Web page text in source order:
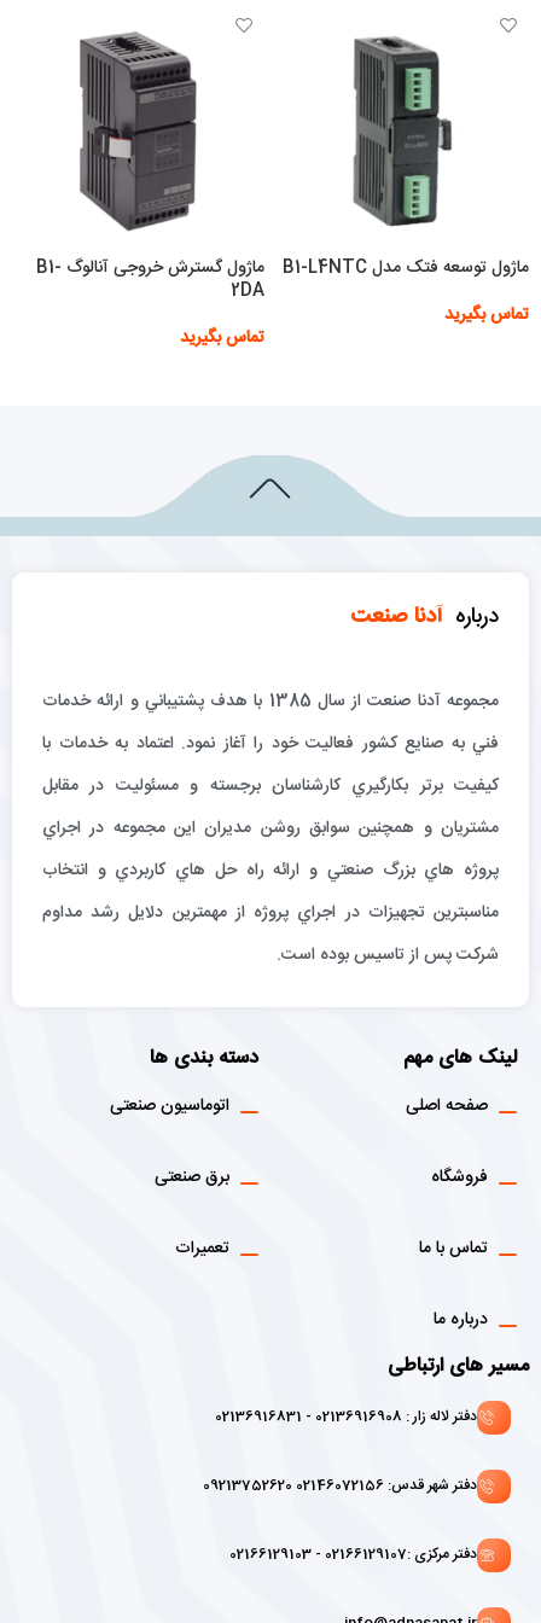
ماژول توسعه فتک مدل B1-L4NTC
تماس بگیرید
ماژول گسترش خروجی آنالوگ B1-
2DA
تماس بگیرید
درباره آدنا صنعت
مجموعه آدنا صنعت از سال 1385 با هدف پشتيباني و ارائه خدمات
فني به صنايع كشور فعاليت خود را آغاز نمود. اعتماد به خدمات با
كيفيت برتر بكارگيري كارشناسان برجسته و مسئوليت در مقابل
مشتريان و همچنين سوابق روشن مديران اين مجموعه در اجراي
پروژه هاي بزرگ صنعتي و ارائه راه حل هاي كاربردي و انتخاب
مناسبترين تجهيزات در اجراي پروژه از مهمترين دلايل رشد مداوم
شركت پس از تاسيس بوده است.
لینک های مهم
صفحه اصلی
فروشگاه
تماس با ما
درباره ما
دسته بندی ها
اتوماسیون صنعتی
برق صنعتی
تعمیرات
مسیر های ارتباطی
دفتر لاله زار : 02136916908 - 02136916831
دفتر شهر قدس: 02146072156 09213752620
دفتر مرکزی :02166129107 - 02166129103